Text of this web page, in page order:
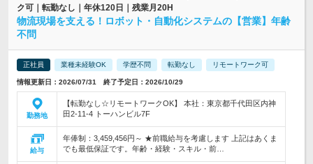
ク可｜転勤なし｜年休120日｜残業月20H
物流現場を支える！ロボット・自動化システムの【営業】年齢
不問
正社員 業種未経験OK 学歴不問 転勤なし リモートワーク可
情報更新日：2026/07/31 終了予定日：2026/10/29
勤務地
【転勤なし☆リモートワークOK】 本社：東京都千代田区内神
田2-11-4 トーハンビル7F
給与
年俸制：3,459,456円～ ★前職給与を考慮します 上記はあくま
でも最低保証です。年齢・経験・スキル・前…